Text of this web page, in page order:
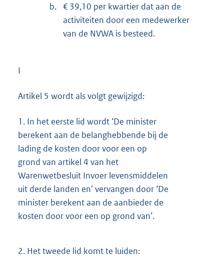
b. € 39,10 per kwartier dat aan de
activiteiten door een medewerker
van de NVWA is besteed.
I
Artikel 5 wordt als volgt gewijzigd:
1. In het eerste lid wordt ‘De minister
berekent aan de belanghebbende bij de
lading de kosten door voor een op
grond van artikel 4 van het
Warenwetbesluit Invoer levensmiddelen
uit derde landen en’ vervangen door ‘De
minister berekent aan de aanbieder de
kosten door voor een op grond van’.
2. Het tweede lid komt te luiden: